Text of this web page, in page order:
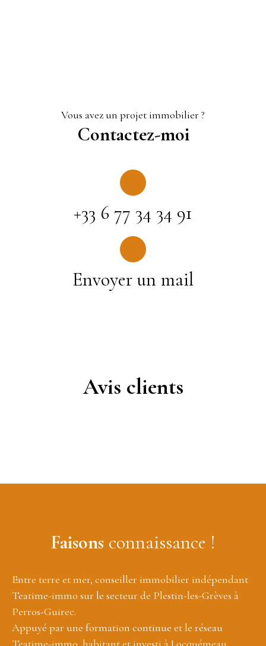
Vous avez un projet immobilier ?
Contactez-moi
+33 6 77 34 34 91
Envoyer un mail
Avis clients
Faisons connaissance !
Entre terre et mer, conseiller immobilier indépendant
Teatime-immo sur le secteur de Plestin-les-Grèves à
Perros-Guirec.
Appuyé par une formation continue et le réseau
Teatime-immo, habitant et investi à Locquémeau